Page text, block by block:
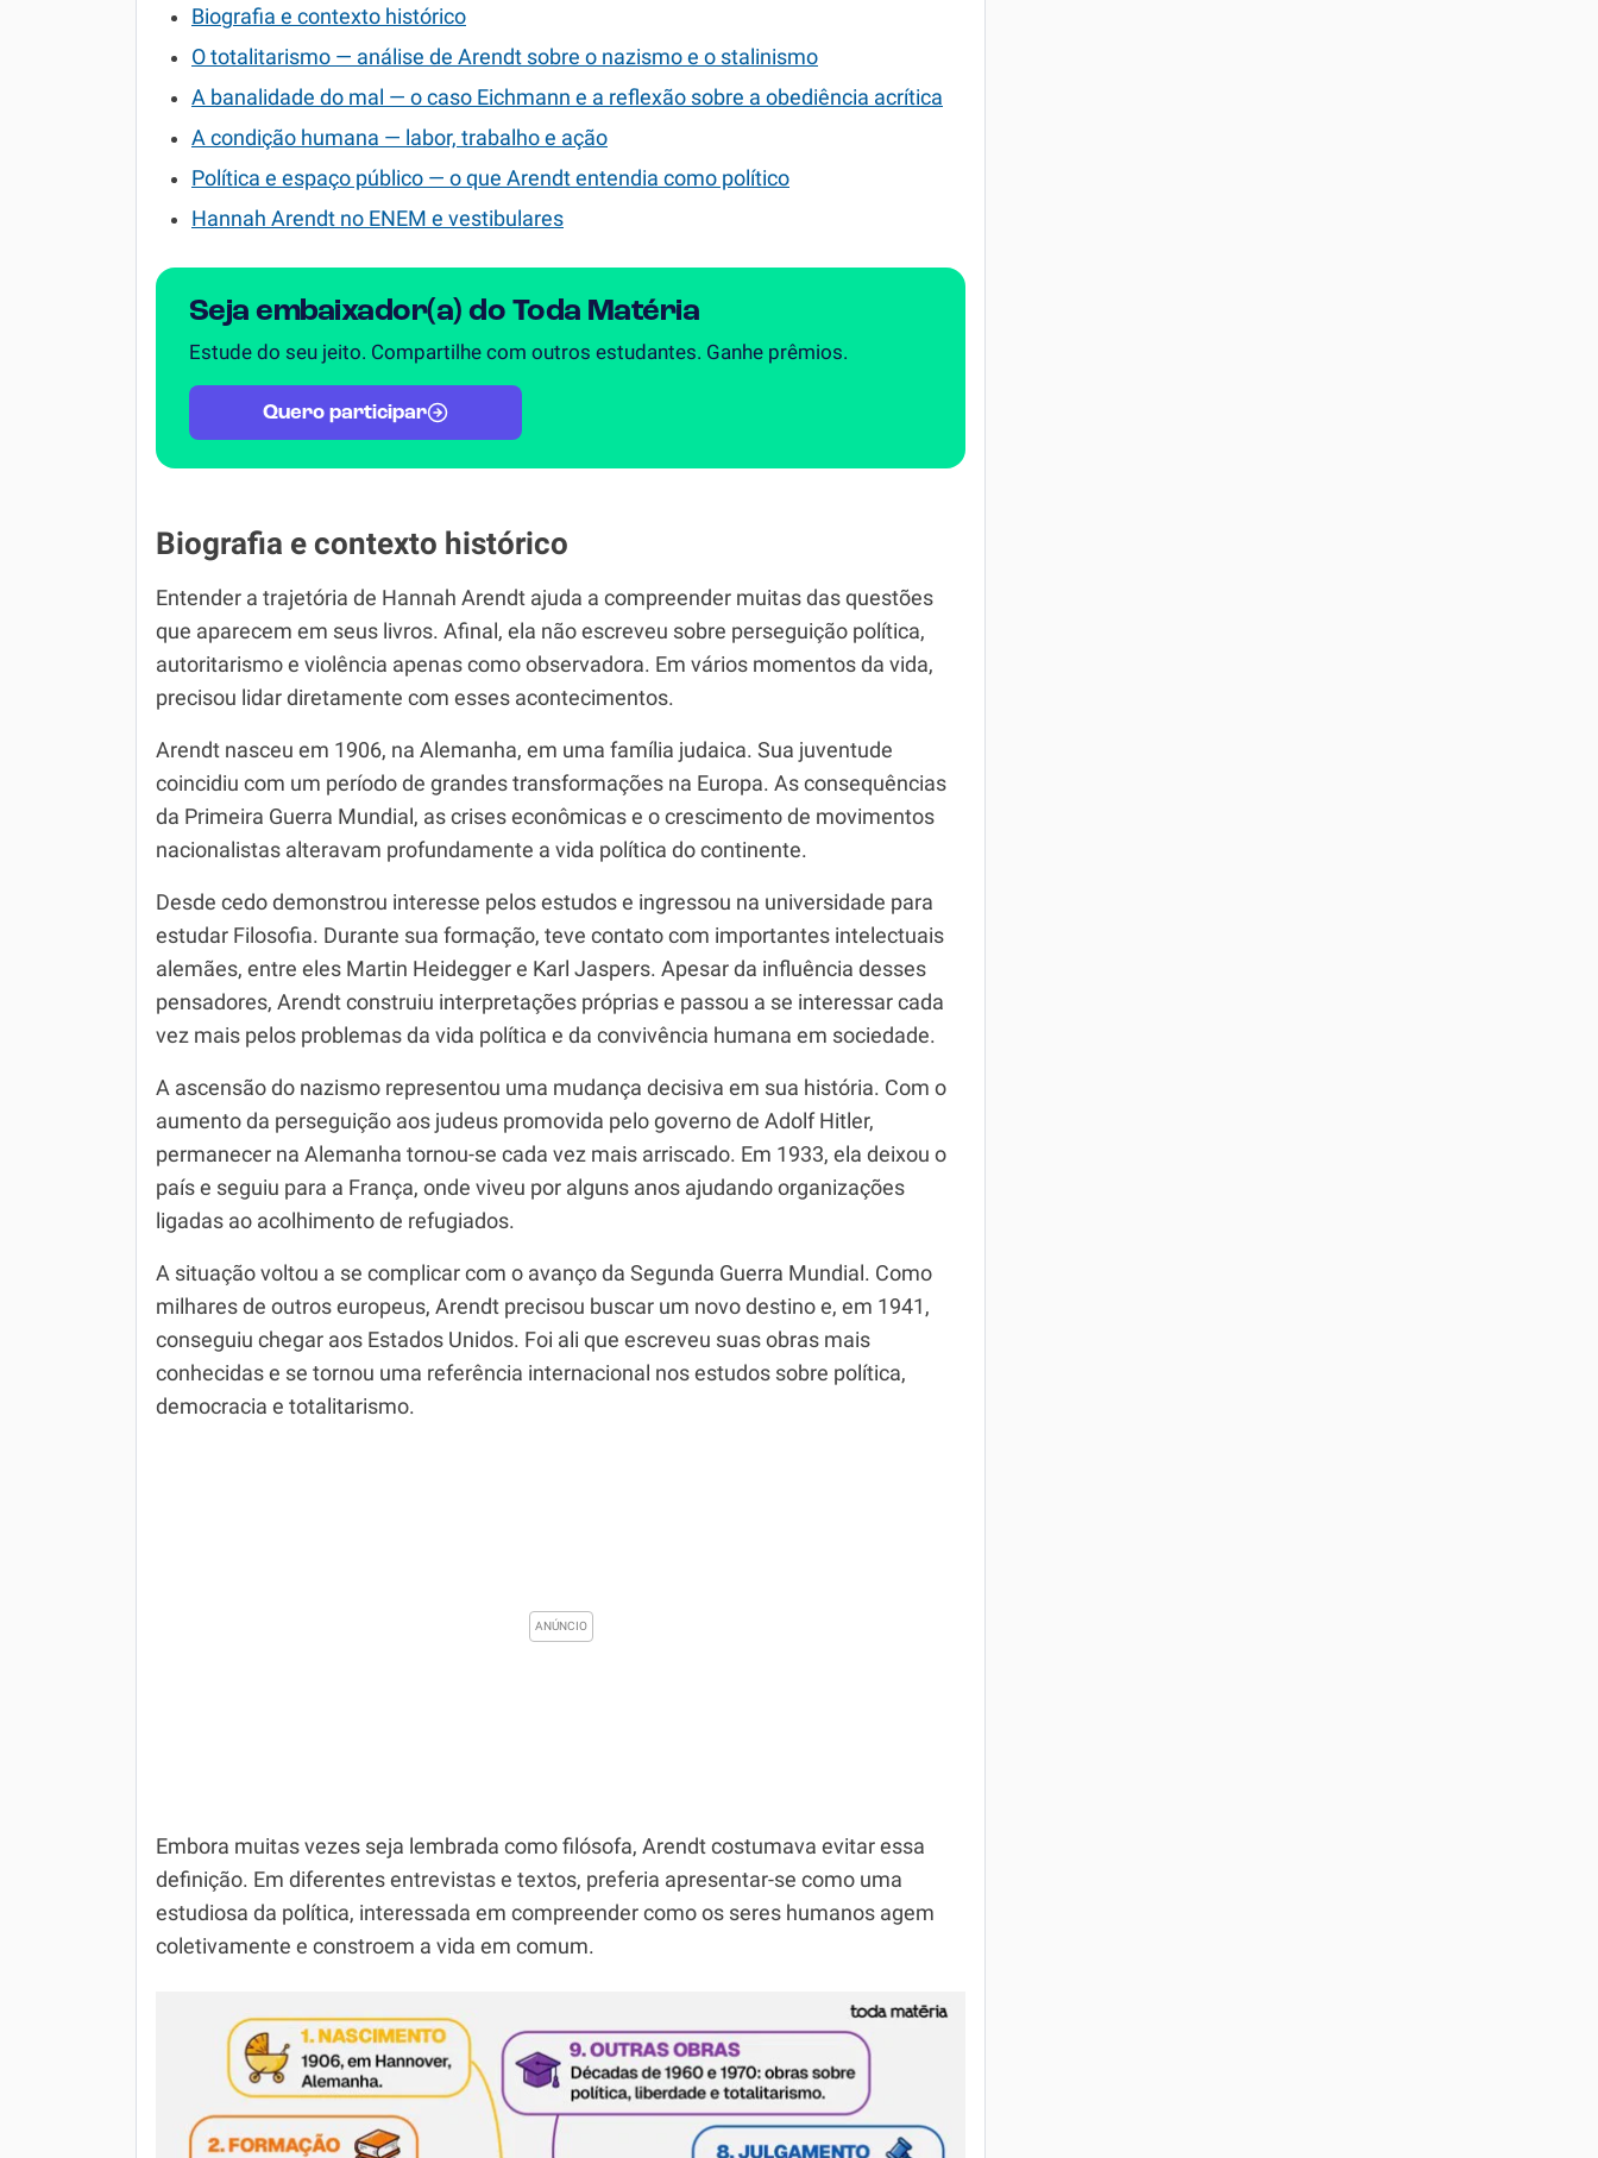
Biografia e contexto histórico
O totalitarismo — análise de Arendt sobre o nazismo e o stalinismo
A banalidade do mal — o caso Eichmann e a reflexão sobre a obediência acrítica
A condição humana — labor, trabalho e ação
Política e espaço público — o que Arendt entendia como político
Hannah Arendt no ENEM e vestibulares
Seja embaixador(a) do Toda Matéria
Estude do seu jeito. Compartilhe com outros estudantes. Ganhe prêmios.
Quero participar
Biografia e contexto histórico
Entender a trajetória de Hannah Arendt ajuda a compreender muitas das questões
que aparecem em seus livros. Afinal, ela não escreveu sobre perseguição política,
autoritarismo e violência apenas como observadora. Em vários momentos da vida,
precisou lidar diretamente com esses acontecimentos.
Arendt nasceu em 1906, na Alemanha, em uma família judaica. Sua juventude
coincidiu com um período de grandes transformações na Europa. As consequências
da Primeira Guerra Mundial, as crises econômicas e o crescimento de movimentos
nacionalistas alteravam profundamente a vida política do continente.
Desde cedo demonstrou interesse pelos estudos e ingressou na universidade para
estudar Filosofia. Durante sua formação, teve contato com importantes intelectuais
alemães, entre eles Martin Heidegger e Karl Jaspers. Apesar da influência desses
pensadores, Arendt construiu interpretações próprias e passou a se interessar cada
vez mais pelos problemas da vida política e da convivência humana em sociedade.
A ascensão do nazismo representou uma mudança decisiva em sua história. Com o
aumento da perseguição aos judeus promovida pelo governo de Adolf Hitler,
permanecer na Alemanha tornou-se cada vez mais arriscado. Em 1933, ela deixou o
país e seguiu para a França, onde viveu por alguns anos ajudando organizações
ligadas ao acolhimento de refugiados.
A situação voltou a se complicar com o avanço da Segunda Guerra Mundial. Como
milhares de outros europeus, Arendt precisou buscar um novo destino e, em 1941,
conseguiu chegar aos Estados Unidos. Foi ali que escreveu suas obras mais
conhecidas e se tornou uma referência internacional nos estudos sobre política,
democracia e totalitarismo.
Embora muitas vezes seja lembrada como filósofa, Arendt costumava evitar essa
definição. Em diferentes entrevistas e textos, preferia apresentar-se como uma
estudiosa da política, interessada em compreender como os seres humanos agem
coletivamente e constroem a vida em comum.